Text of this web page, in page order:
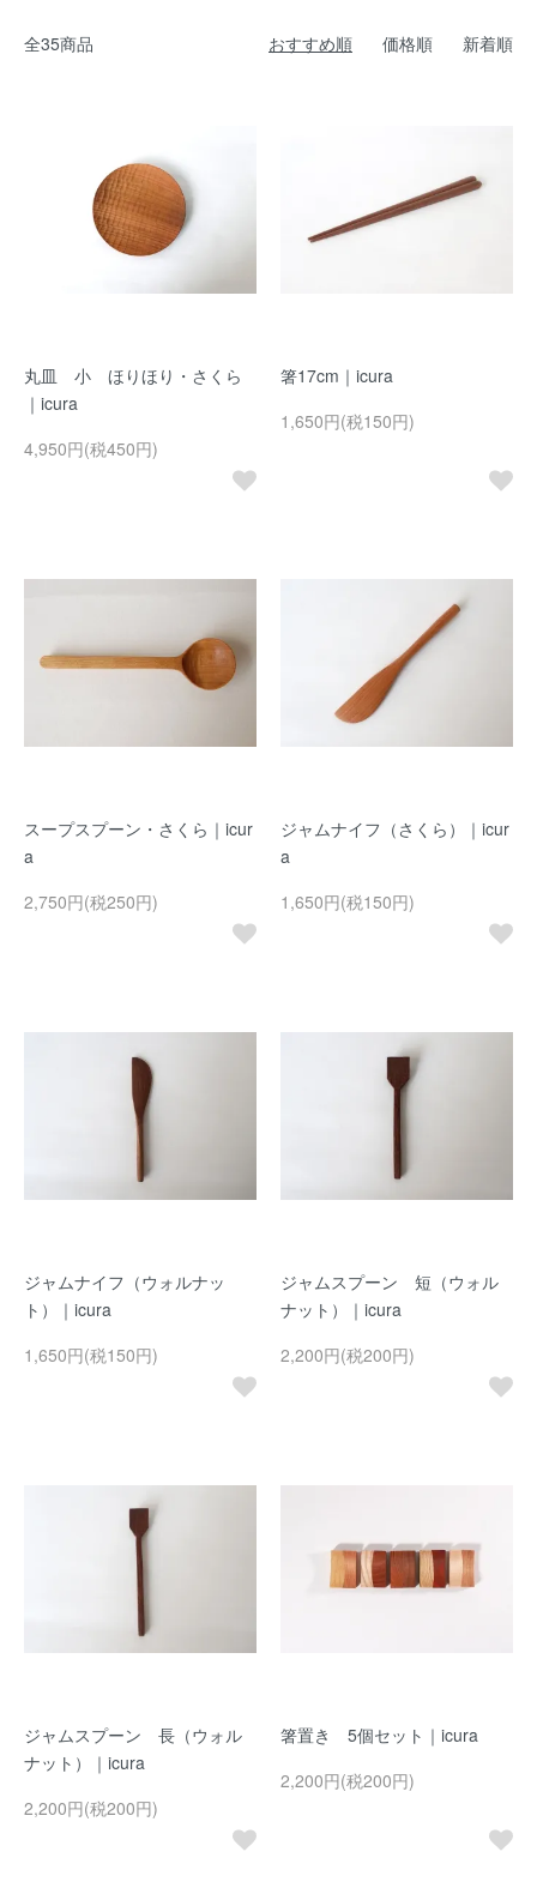
全35商品 おすすめ順 価格順 新着順
丸皿 小 ほりほり・さくら
｜icura
4,950円(税450円)
箸17cm｜icura
1,650円(税150円)
スープスプーン・さくら｜icur
a
2,750円(税250円)
ジャムナイフ（さくら）｜icur
a
1,650円(税150円)
ジャムナイフ（ウォルナッ
ト）｜icura
1,650円(税150円)
ジャムスプーン 短（ウォル
ナット）｜icura
2,200円(税200円)
ジャムスプーン 長（ウォル
ナット）｜icura
2,200円(税200円)
箸置き 5個セット｜icura
2,200円(税200円)